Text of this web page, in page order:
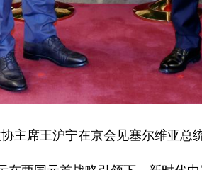
主席王沪宁在京会见塞尔维亚总